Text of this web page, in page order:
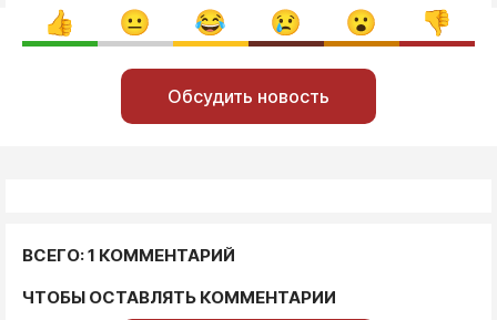
Обсудить новость
ВСЕГО: 1 КОММЕНТАРИЙ
ЧТОБЫ ОСТАВЛЯТЬ КОММЕНТАРИИ